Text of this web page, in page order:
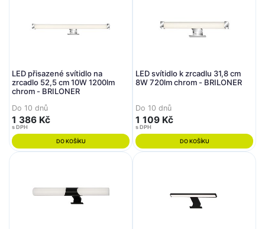
LED přisazené svítidlo na
zrcadlo 52,5 cm 10W 1200lm
chrom - BRILONER
Do 10 dnů
1 386 Kč
s DPH
DO KOŠÍKU
LED svítidlo k zrcadlu 31,8 cm
8W 720lm chrom - BRILONER
Do 10 dnů
1 109 Kč
s DPH
DO KOŠÍKU